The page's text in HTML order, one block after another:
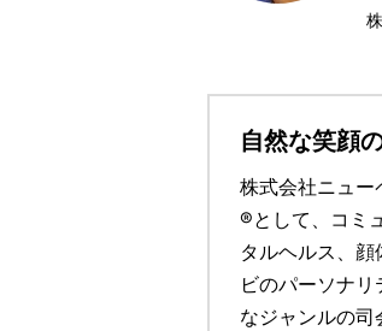
自然な笑顔
株式会社ニュー
®として、コミ
タルヘルス、
ビのパーソナ
なジャンルの司